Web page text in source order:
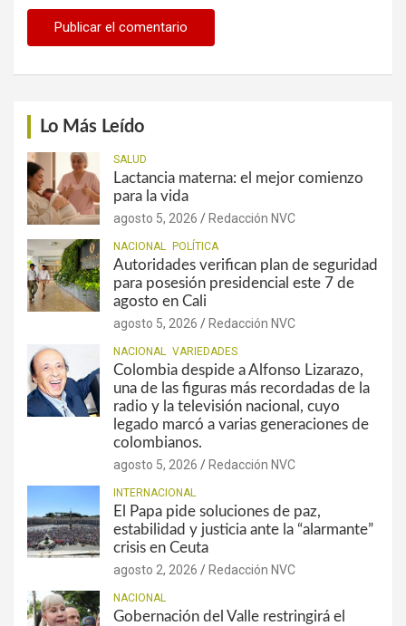
Lo Más Leído
SALUD
Lactancia materna: el mejor comienzo
para la vida
agosto 5, 2026 Redacción NVC
NACIONAL POLÍTICA
Autoridades verifican plan de seguridad
para posesión presidencial este 7 de
agosto en Cali
agosto 5, 2026 Redacción NVC
NACIONAL VARIEDADES
Colombia despide a Alfonso Lizarazo,
una de las figuras más recordadas de la
radio y la televisión nacional, cuyo
legado marcó a varias generaciones de
colombianos.
agosto 5, 2026 Redacción NVC
INTERNACIONAL
El Papa pide soluciones de paz,
estabilidad y justicia ante la “alarmante”
crisis en Ceuta
agosto 2, 2026 Redacción NVC
NACIONAL
Gobernación del Valle restringirá el